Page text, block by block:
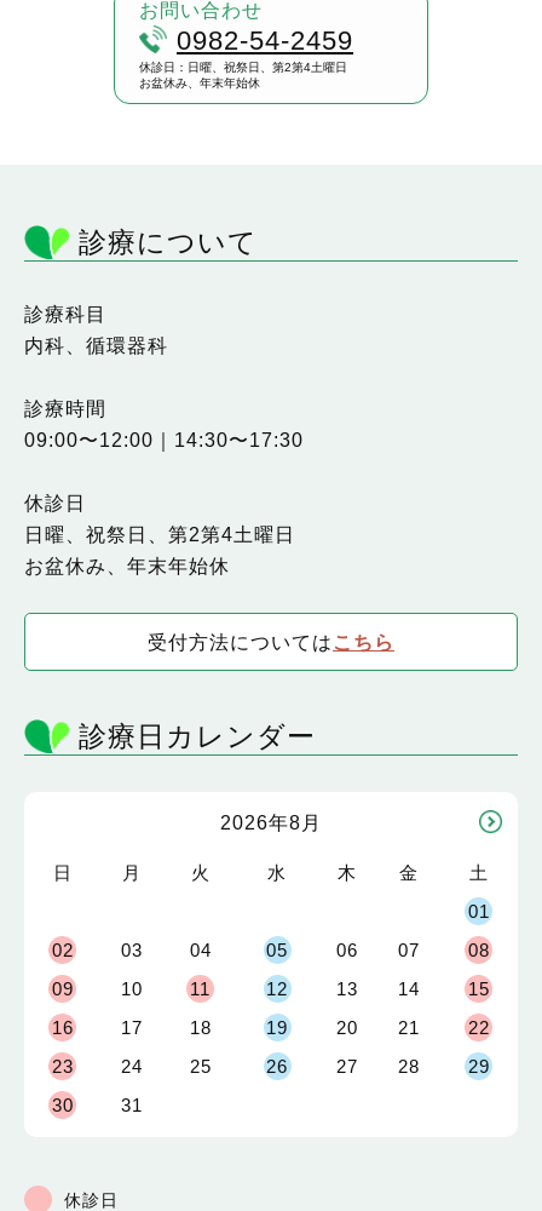
お問い合わせ
0982-54-2459
休診日：日曜、祝祭日、第2第4土曜日
お盆休み、年末年始休
診療について
診療科目
内科、循環器科
診療時間
09:00〜12:00｜14:30〜17:30
休診日
日曜、祝祭日、第2第4土曜日
お盆休み、年末年始休
受付方法については こちら
診療日カレンダー
2026年8月
日 月 火 水 木 金
土
01
02
03 04 05 06 07
08
09
10 11 12 13 14
15
16
17 18 19 20 21
22
23
24 25 26 27 28
29
30
31
休診日